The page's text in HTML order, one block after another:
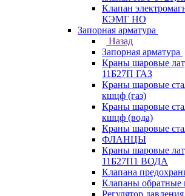
Клапан
КЭМГ НО
Запорная арматура
Назад
Запорная арматура
Краны шаровые
11Б27П ГАЗ
Краны шаровые
кшцф (газ)
Краны шаровые
кшцф (вода)
Краны шаровые
ФЛАНЦЫ
Краны шаровые
11Б27П1 ВОДА
Клапана
Клапаны
Регулятор